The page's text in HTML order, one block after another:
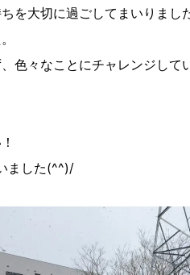
を大切に過ごしてまいりまし
色々なことにチャレンジして
ました(^^)/